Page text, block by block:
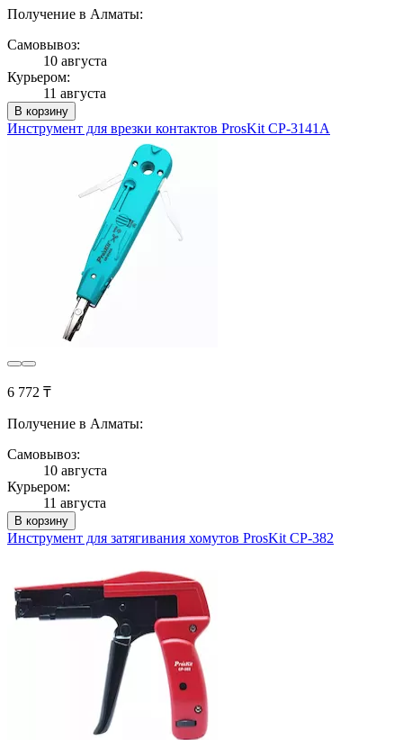
Получение в Алматы:
Самовывоз:
10 августа
Курьером:
11 августа
В корзину
Инструмент для врезки контактов ProsKit CP-3141A
6 772 ₸
Получение в Алматы:
Самовывоз:
10 августа
Курьером:
11 августа
В корзину
Инструмент для затягивания хомутов ProsKit CP-382